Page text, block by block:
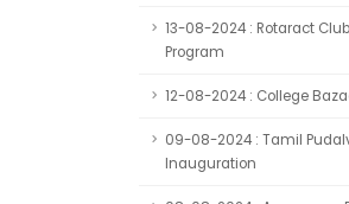
13-08-2024 : Rotaract
Program
12-08-2024 : College
09-08-2024 : Tamil
Inauguration